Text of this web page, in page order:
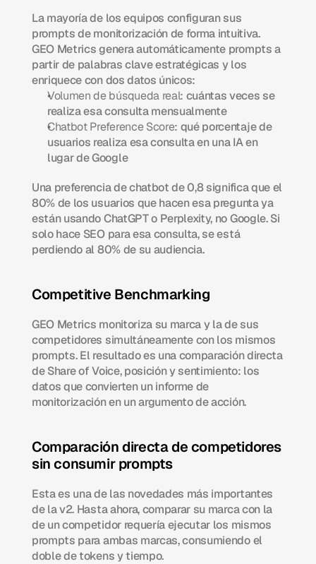
La mayoría de los equipos configuran sus
prompts de monitorización de forma intuitiva.
GEO Metrics genera automáticamente prompts a
partir de palabras clave estratégicas y los
enriquece con dos datos únicos:
Volumen de búsqueda real: cuántas veces se
realiza esa consulta mensualmente
Chatbot Preference Score: qué porcentaje de
usuarios realiza esa consulta en una IA en
lugar de Google
Una preferencia de chatbot de 0,8 significa que el
80% de los usuarios que hacen esa pregunta ya
están usando ChatGPT o Perplexity, no Google. Si
solo hace SEO para esa consulta, se está
perdiendo al 80% de su audiencia.
Competitive Benchmarking
GEO Metrics monitoriza su marca y la de sus
competidores simultáneamente con los mismos
prompts. El resultado es una comparación directa
de Share of Voice, posición y sentimiento: los
datos que convierten un informe de
monitorización en un argumento de acción.
Comparación directa de competidores
sin consumir prompts
Esta es una de las novedades más importantes
de la v2. Hasta ahora, comparar su marca con la
de un competidor requería ejecutar los mismos
prompts para ambas marcas, consumiendo el
doble de tokens y tiempo.